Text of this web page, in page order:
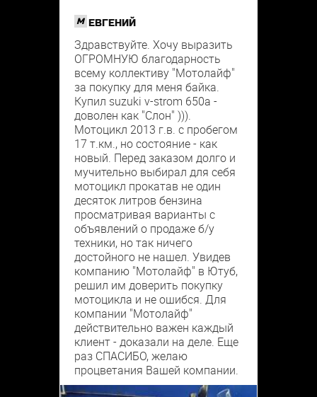
M ЕВГЕНИЙ
Здравствуйте. Хочу выразить
ОГРОМНУЮ благодарность
всему коллективу "Мотолайф"
за покупку для меня байка.
Купил suzuki v-strom 650a -
доволен как "Слон" ))).
Мотоцикл 2013 г.в. с пробегом
17 т.км., но состояние - как
новый. Перед заказом долго и
мучительно выбирал для себя
мотоцикл прокатав не один
десяток литров бензина
просматривая варианты с
объявлений о продаже б/у
техники, но так ничего
достойного не нашел. Увидев
компанию "Мотолайф" в Ютуб,
решил им доверить покупку
мотоцикла и не ошибся. Для
компании "Мотолайф"
действительно важен каждый
клиент - доказали на деле. Еще
раз СПАСИБО, желаю
процветания Вашей компании.